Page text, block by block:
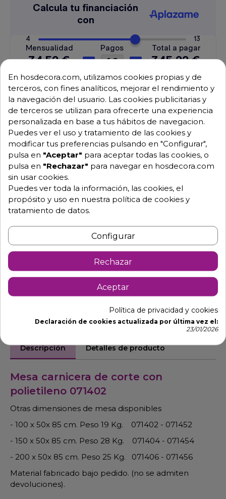
Envío GRATUITO a partir de 500 € (IVA excl.)
Equipo de expertos a tu servicio.
Garantía mínima de 1 año.
Pago 100% seguro.
Consulta tus dudas con nosotros.
976 25 59 91
info@hosdecora.com
Hablemos
Pide tu presupuesto
Descripción Detalles de producto
Mesa carnicera de corte con
polietileno 071402
Otras dimensiones de mesa disponibles
- 100 x 50x 85 cm. Peso 19 Kg. 071402 - 071452
- 150 x 50x 85 cm. Peso 28 Kg. 071404 - 071454
- 200 x 50x 85 cm. Peso 25 Kg. 071406 - 071456
Material fabricado bajo pedido. (no se admiten
devoluciones).
En hosdecora.com, utilizamos cookies propias y de
terceros, con fines analíticos, mejorar el rendimiento y
la navegación del usuario. Las cookies publicitarias y
de terceros se utilizan para ofrecerte una experiencia
personalizada en base a tus hábitos de navegacion.
Puedes ver el uso y tratamiento de las cookies y
modificar tus preferencias pulsando en "Configurar",
pulsa en "Aceptar" para aceptar todas las cookies, o
pulsa en "Rechazar" para navegar en hosdecora.com
sin usar cookies.
Puedes ver toda la información, las cookies, el
propósito y uso en nuestra política de cookies y
tratamiento de datos.
Configurar
Rechazar
Aceptar
Política de privacidad y cookies
Declaración de cookies actualizada por última vez el:
23/01/2026